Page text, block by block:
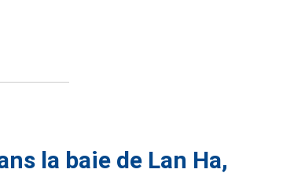
la baie de Lan Ha,